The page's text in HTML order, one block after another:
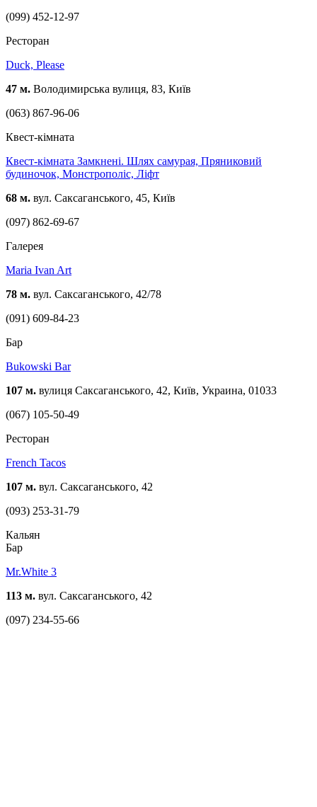
(099) 452-12-97
Ресторан
Duck, Please
47 м. Володимирська вулиця, 83, Київ
(063) 867-96-06
Квест-кімната
Квест-кімната Замкнені. Шлях самурая, Пряниковий
будиночок, Монстрополіс, Ліфт
68 м. вул. Саксаганського, 45, Київ
(097) 862-69-67
Галерея
Maria Ivan Art
78 м. вул. Саксаганського, 42/78
(091) 609-84-23
Бар
Bukowski Bar
107 м. вулиця Саксаганського, 42, Київ, Украина, 01033
(067) 105-50-49
Ресторан
French Tacos
107 м. вул. Саксаганського, 42
(093) 253-31-79
Кальян
Бар
Mr.White 3
113 м. вул. Саксаганського, 42
(097) 234-55-66